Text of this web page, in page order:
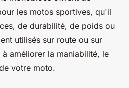
les motos sportives, qu'il
de durabilité, de poids ou
utilisés sur route ou sur
améliorer la maniabilité, le
votre moto.